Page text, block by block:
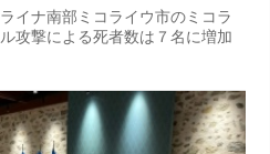
イナ南部ミコライウ市のミコラ
攻撃による死者数は７名に増加